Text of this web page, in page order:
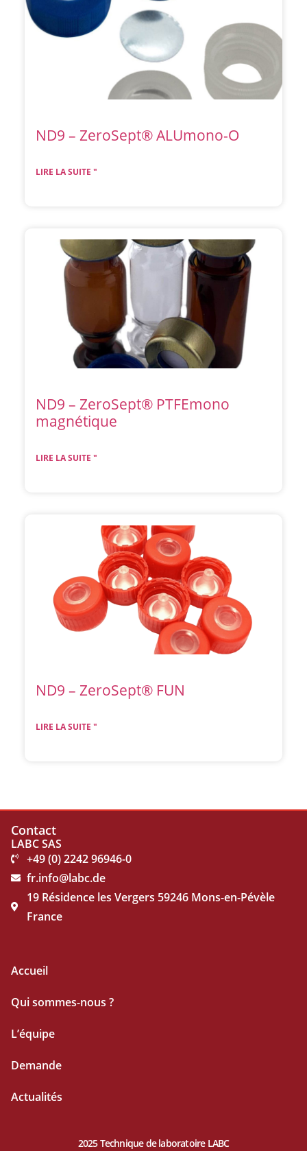
ND9 – ZeroSept® ALUmono-O
LIRE LA SUITE "
ND9 – ZeroSept® PTFEmono
magnétique
LIRE LA SUITE "
ND9 – ZeroSept® FUN
LIRE LA SUITE "
Contact
LABC SAS
+49 (0) 2242 96946-0
fr.info@labc.de
19 Résidence les Vergers 59246 Mons-en-Pévèle
France
Accueil
Qui sommes-nous ?
L’équipe
Demande
Actualités
2025 Technique de laboratoire LABC